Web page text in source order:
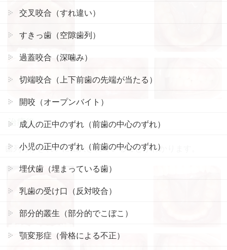
治療後
歯列弓がきれいに拡大されていることがわかります。
交叉咬合（すれ違い）
すきっ歯（空隙歯列）
過蓋咬合（深噛み）
切端咬合（上下前歯の先端が当たる）
開咬（オープンバイト）
成人の正中のずれ（前歯の中心のずれ）
小児の正中のずれ（前歯の中心のずれ）
埋伏歯（埋まっている歯）
乳歯の受け口（反対咬合）
部分的叢生（部分的でこぼこ）
顎変形症（骨格による不正）